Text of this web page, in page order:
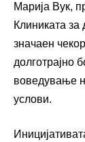
Марија Вук,
Клиниката за
значаен
долготрајно
воведување
услови.